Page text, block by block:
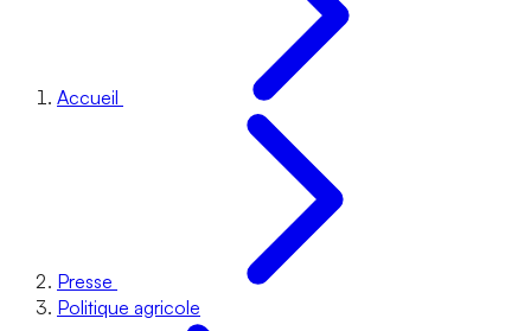
Accueil
Presse
Politique agricole